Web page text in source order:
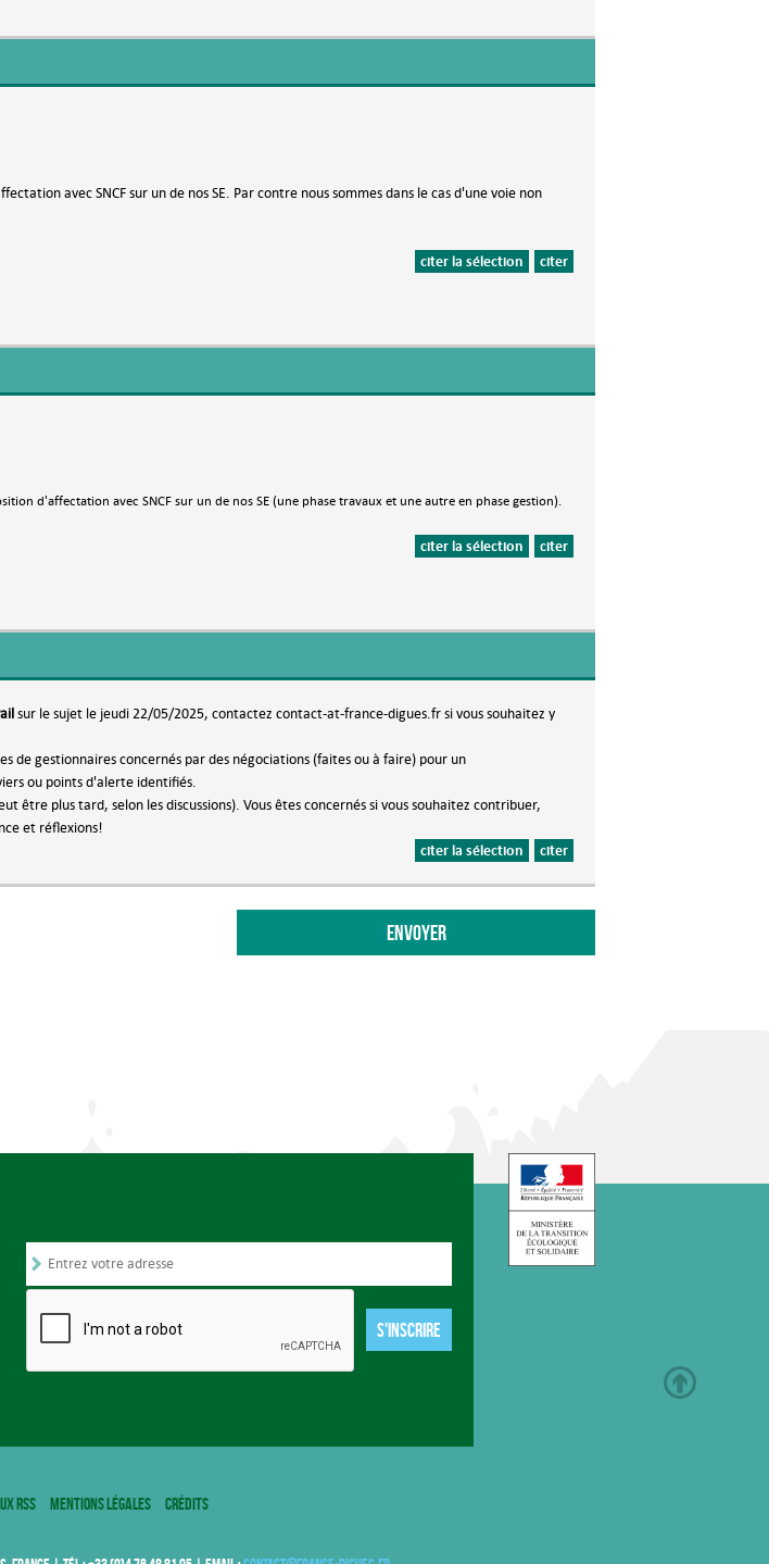
avec SNCF sur un de nos SE. Par contre nous sommes dans le cas d'une voie non
citer
citer la sélection
d'affectation avec SNCF sur un de nos SE (une phase travaux et une autre en phase gestion)
citer
citer la sélection
sur le sujet le jeudi 22/05/2025, contactez contact-at-france-digues.fr si vous souhaitez y
de gestionnaires concernés par des négociations (faites ou à faire) pour un
ou points d'alerte identifiés.
être plus tard, selon les discussions). Vous êtes concernés si vous souhaitez contribuer,
et réflexions!
citer
citer la sélection
S'INSCRIRE
RSS Mentions légales Crédits